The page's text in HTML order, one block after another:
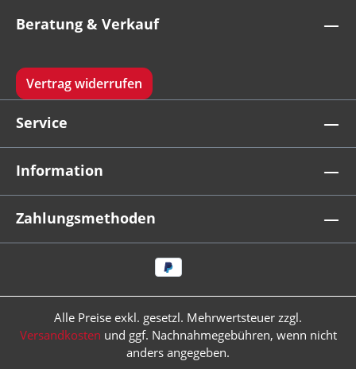
Beratung & Verkauf
Vertrag widerrufen
Service
Information
Zahlungsmethoden
Alle Preise exkl. gesetzl. Mehrwertsteuer zzgl.
Versandkosten und ggf. Nachnahmegebühren, wenn nicht
anders angegeben.